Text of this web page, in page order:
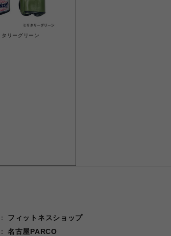
タリーグリーン
フィットネスショップ
名古屋PARCO